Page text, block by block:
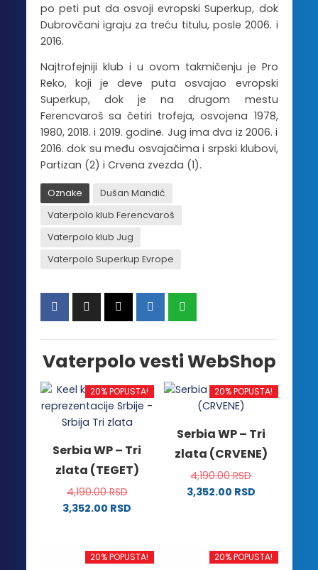
po peti put da osvoji evropski Superkup, dok
Dubrovčani igraju za treću titulu, posle 2006. i
2016.
Najtrofejniji klub i u ovom takmičenju je Pro
Reko, koji je deve puta osvajao evropski
Superkup, dok je na drugom mestu
Ferencvaroš sa četiri trofeja, osvojena 1978,
1980, 2018. i 2019. godine. Jug ima dva iz 2006. i
2016. dok su među osvajačima i srpski klubovi,
Partizan (2) i Crvena zvezda (1).
Oznake
Dušan Mandić
Vaterpolo klub Ferencvaroš
Vaterpolo klub Jug
Vaterpolo Superkup Evrope
Vaterpolo vesti WebShop
20% POPUSTA!
Serbia WP – Tri
zlata (TEGET)
4,190.00RSD
3,352.00 RSD
ima
20% POPUSTA!
Serbia WP – Tri
zlata (CRVENE)
4,190.00RSD
3,352.00 RSD
više
20% POPUSTA! 20% POPUSTA!